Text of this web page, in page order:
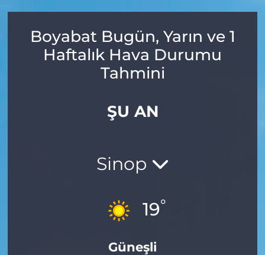
Boyabat Bugün, Yarın ve 1
Haftalık Hava Durumu
Tahmini
ŞU AN
Sinop
19°
Güneşli